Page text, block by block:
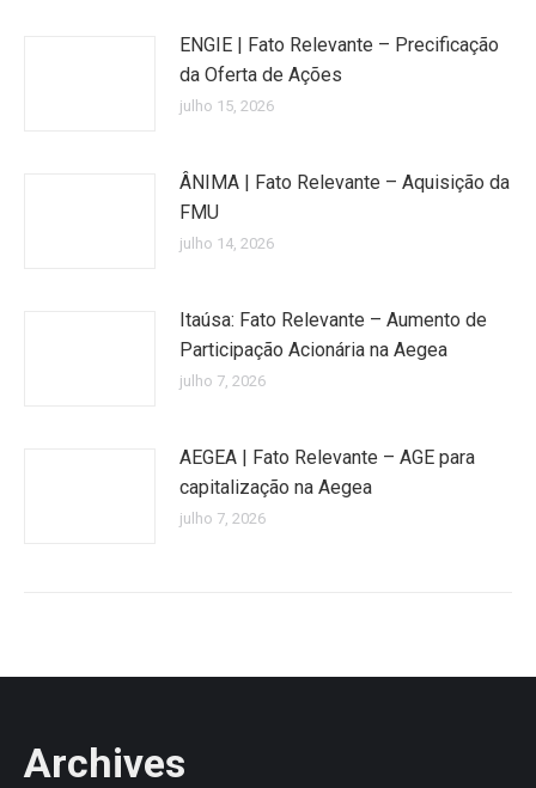
ENGIE | Fato Relevante – Precificação
da Oferta de Ações
julho 15, 2026
ÂNIMA | Fato Relevante – Aquisição da
FMU
julho 14, 2026
Itaúsa: Fato Relevante – Aumento de
Participação Acionária na Aegea
julho 7, 2026
AEGEA | Fato Relevante – AGE para
capitalização na Aegea
julho 7, 2026
Archives